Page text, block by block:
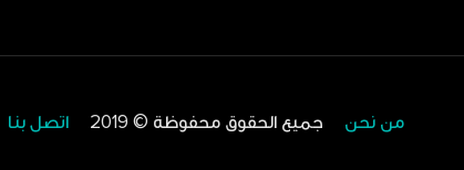
من نحن جميع الحقوق محفوظة © 2019 اتصل بنا